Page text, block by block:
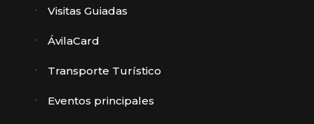
Visitas Guiadas
ÁvilaCard
Transporte Turístico
Eventos principales